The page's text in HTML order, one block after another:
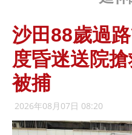
沙田88歲過
度昏迷送院
被捕
2026年08月07日 08:20